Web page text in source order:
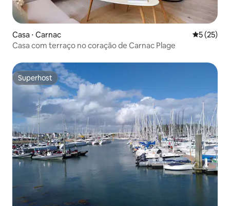
Casa ⋅ Carnac 5 de uma
5 (25)
Casa com terraço no coração de Carnac Plage
Superhost
Superhost